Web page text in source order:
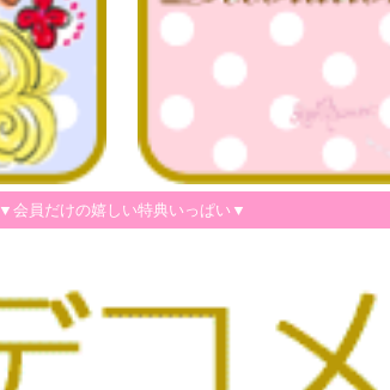
▼会員だけの嬉しい特典いっぱい▼